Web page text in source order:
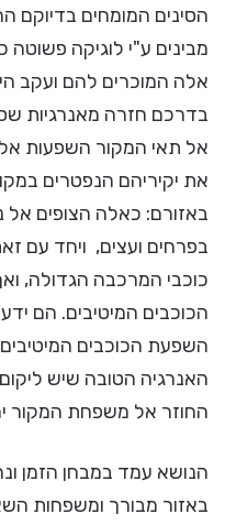
הסינים המומחים בדיוקם
מבינים ע"י לוגיקה
אלה המוכרים להם ועקב
בדרכם חזרה מאנרגיות
אל תאי המקור השפעות
את יקיריהם הנפטרים
באזורם: כאלה הצופים
בפרחים ועצים, ויחד עם
כוכבי המרכבה הגדולה,
הכוכבים המיטיבים. הם
השפעת הכוכבים
האנרגיה הטובה שיש
החוזר אל משפחת המקור
הנושא עמד במבחן הזמן
באזור מבורך ומשפחות